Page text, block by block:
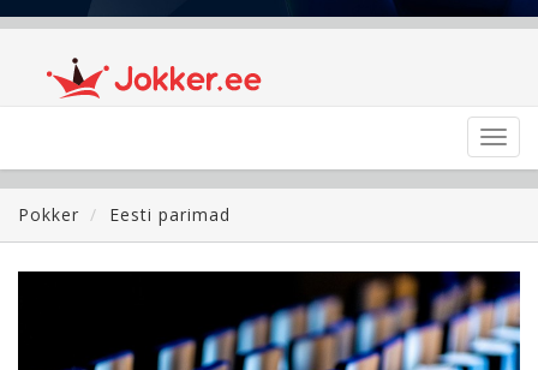
Pokker
Eesti parimad